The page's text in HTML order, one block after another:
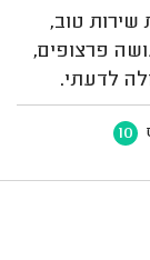
שירות טוב,
פרצופים,
לדעתי.
10